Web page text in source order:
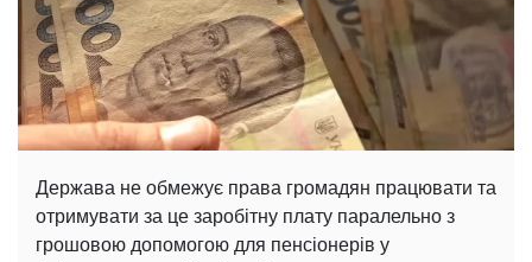
Держава не обмежує права громадян працювати та
отримувати за це заробітну плату паралельно з
грошовою допомогою для пенсіонерів у